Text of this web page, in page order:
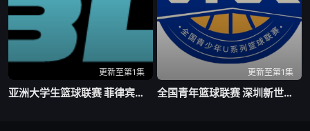
更新至第1集
亚洲大学生篮球联赛 菲律宾大学VS高丽大学20260804
更新至第1集
全国青年篮球联赛 深圳新世纪85-63天津荣钢20260803